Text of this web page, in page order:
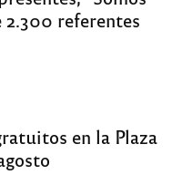
2.300 referentes
en la Plaza